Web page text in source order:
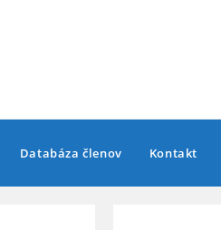
Databáza členov Kontakt